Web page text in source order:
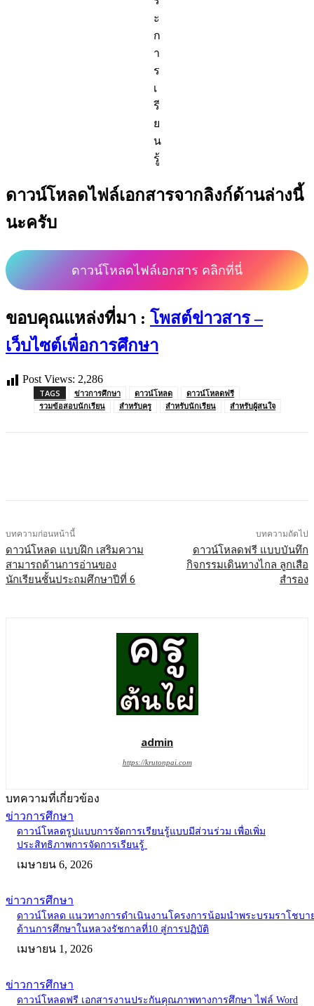
ะ
ก
า
ร
เ
รี
ย
น
รู้
ดาวน์โหลดไฟล์เอกสารจากลิงก์ด้านล่างนี้
นะครับ
ดาวน์โหลดไฟล์เอกสาร คลิกที่นี่
ขอบคุณแหล่งที่มา : โพสต์ข่าวสาร –
เว็บไซต์เพื่อการศึกษา
Post Views: 2,286
TAGS ข่าวการศึกษา ดาวน์โหลด
ดาวน์โหลดฟรี
รวมข้อสอบนักเรียน
สำหรับครู สำหรับนักเรียน สำหรับผู้สนใจ
บทความก่อนหน้านี้
ดาวน์โหลด แบบฝึก เสริมความ
สามารถด้านการอ่านของ
นักเรียนชั้นประถมศึกษาปีที่ 6
บทความถัดไป
ดาวน์โหลดฟรี แบบบันทึก
กิจกรรมเดินทางไกล ลูกเสือ
สำรอง
admin
https://krutonpai.com
บทความที่เกี่ยวข้อง
ข่าวการศึกษา
ดาวน์โหลดรูปแบบการจัดการเรียนรู้แบบมีส่วนร่วม เพื่อเพิ่ม
ประสิทธิภาพการจัดการเรียนรู้
เมษายน 6, 2026
ข่าวการศึกษา
ดาวน์โหลด แนวทางการดำเนินงานโครงการน้อมนำพระบรมราโชบา
ด้านการศึกษาในหลวงรัชกาลที่10 สู่การปฏิบัติ
เมษายน 1, 2026
ข่าวการศึกษา
ดาวน์โหลดฟรี เอกสารงานประกันคุณภาพทางการศึกษา ไฟล์ Word